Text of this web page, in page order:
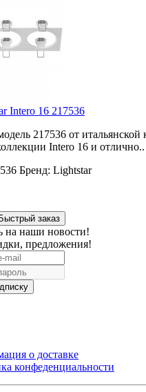
Intero 16 217536
217536 от
Intero 16 и отлично..
Бренд: Lightstar
Быстрый заказ
на наши новости!
предложения!
о доставке
конфеденциальности